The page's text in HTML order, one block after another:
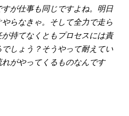
が仕事も同じですよね。明日
らなきゃ。そして全力で走ら
持てなくともプロセスには責
しょう？そうやって耐えてい
がやってくるものなんです